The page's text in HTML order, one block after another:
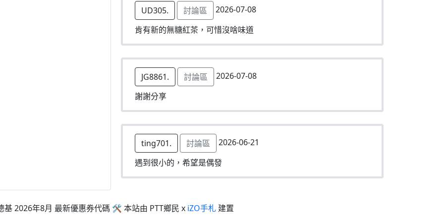
UD305. 討論區
2026-07-08
肯有新的無糖紅茶，可惜沒啥味道
JG8861. 討論區
2026-07-08
謝謝分享
ting701. 討論區
2026-06-21
遇到很小的，希望是偶發
基 2026年8月 最新優惠券代碼 🛠 本站由 PTT鄉民 x iZO手札建置